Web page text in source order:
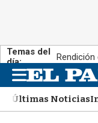
Temas del
día:
M
e
n
u
Últimas Noticias